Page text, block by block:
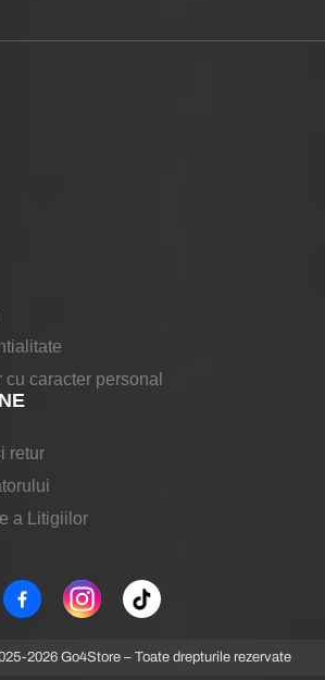
caracter personal
retur
a Litigiilor
2026 Go4Store – Toate drepturile rezervate